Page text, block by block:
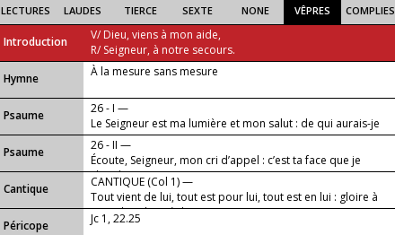
LECTURES LAUDES TIERCE SEXTE NONE VÊPRES COMPLIES
Introduction
V/ Dieu, viens à mon aide,
R/ Seigneur, à notre secours.
...
Hymne À la mesure sans mesure
Psaume
26 - I —
Le Seigneur est ma lumière et mon salut : de qui aurais-je
crainte ?
Psaume
26 - II —
Écoute, Seigneur, mon cri d’appel : c’est ta face que je
cherche.
Cantique
CANTIQUE (Col 1) —
Tout vient de lui, tout est pour lui, tout est en lui : gloire à
Dieu dans les siècles !
Péricope
Jc 1, 22.25